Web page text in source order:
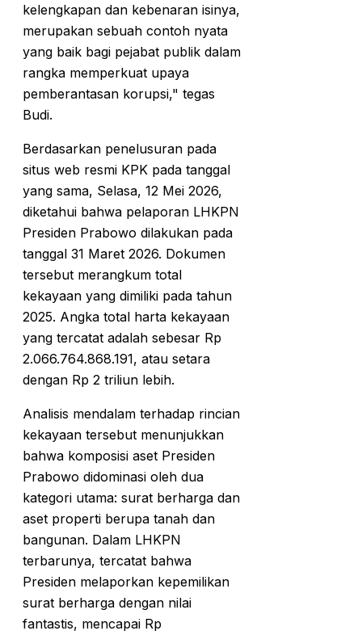
kelengkapan dan kebenaran isinya,
merupakan sebuah contoh nyata
yang baik bagi pejabat publik dalam
rangka memperkuat upaya
pemberantasan korupsi," tegas
Budi.
Berdasarkan penelusuran pada
situs web resmi KPK pada tanggal
yang sama, Selasa, 12 Mei 2026,
diketahui bahwa pelaporan LHKPN
Presiden Prabowo dilakukan pada
tanggal 31 Maret 2026. Dokumen
tersebut merangkum total
kekayaan yang dimiliki pada tahun
2025. Angka total harta kekayaan
yang tercatat adalah sebesar Rp
2.066.764.868.191, atau setara
dengan Rp 2 triliun lebih.
Analisis mendalam terhadap rincian
kekayaan tersebut menunjukkan
bahwa komposisi aset Presiden
Prabowo didominasi oleh dua
kategori utama: surat berharga dan
aset properti berupa tanah dan
bangunan. Dalam LHKPN
terbarunya, tercatat bahwa
Presiden melaporkan kepemilikan
surat berharga dengan nilai
fantastis, mencapai Rp